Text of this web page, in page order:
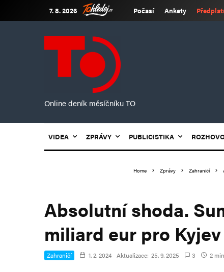
7. 8. 2026 Počasí Ankety
Online deník měsíčníku TO
VIDEA ZPRÁVY PUBLICISTIKA
Home Zprávy Zahraničí
Absolutní shoda.
miliard eur pro
Zahraničí 1. 2. 2024 Aktualizace: 25. 9. 2025 3 2